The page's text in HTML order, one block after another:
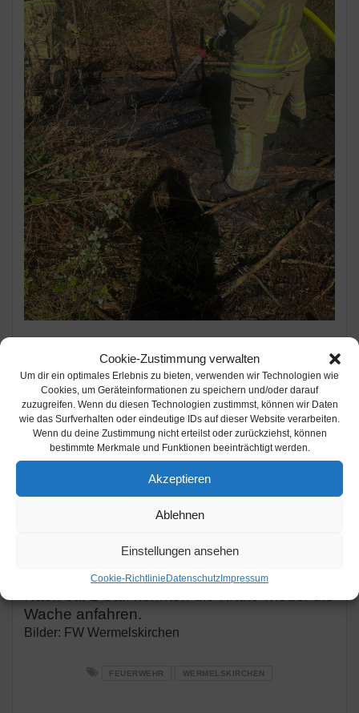
Cookie-Zustimmung verwalten
Um dir ein optimales Erlebnis zu bieten, verwenden wir Technologien wie
Cookies, um Geräteinformationen zu speichern und/oder darauf
zuzugreifen. Wenn du diesen Technologien zustimmst, können wir Daten
wie das Surfverhalten oder eindeutige IDs auf dieser Website verarbeiten.
Wenn du deine Zustimmung nicht erteilst oder zurückziehst, können
bestimmte Merkmale und Funktionen beeinträchtigt werden.
Akzeptieren
Ablehnen
Einstellungen ansehen
Cookie-Richtlinie Datenschutz Impressum
+++ Meldung der FW Wermelskirchen +++
Waldbrand zwischen Lüffringhausen und
Eschbachtalsperre
Heute Morgen wurde die Feuerwehr
Wermelskirchen in den Wald zwischen
Lüffringhausen und der Eschbachtalsperre
alarmiert. Nach einer ausgiebigen
Erkundung, fanden die Kräfte eine in Brand
wurde mittels C-Rohr abgelöscht.
Nach ca. 2 Std. konnten die Kräfte wieder die
Wache anfahren.
Bilder: FW Wermelskirchen
FEUERWEHR WERMELSKIRCHEN